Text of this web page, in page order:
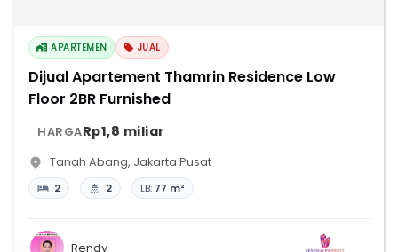
APARTEMEN JUAL
Dijual Apartement Thamrin Residence Low
Floor 2BR Furnished
HARGARp1,8 miliar
Tanah Abang, Jakarta Pusat
2 2 LB: 77 m²
Rendy